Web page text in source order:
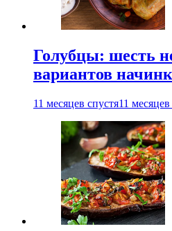
Голубцы: шесть
вариантов
11 месяцев спустя11